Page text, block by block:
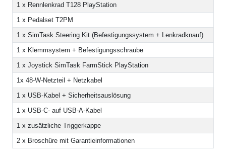
1 x Rennlenkrad T128 PlayStation
1 x Pedalset T2PM
1 x SimTask Steering Kit (Befestigungssystem + Lenkradknauf)
1 x Klemmsystem + Befestigungsschraube
1 x Joystick SimTask FarmStick PlayStation
1x 48-W-Netzteil + Netzkabel
1 x USB-Kabel + Sicherheitsauslösung
1 x USB-C- auf USB-A-Kabel
1 x zusätzliche Triggerkappe
2 x Broschüre mit Garantieinformationen